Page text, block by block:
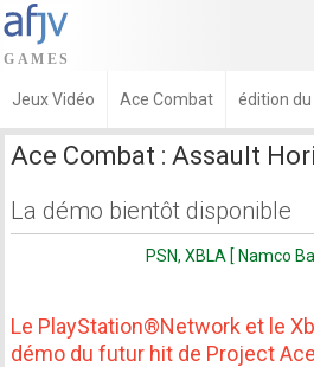
Jeux Vidéo Ace Combat édition
Ace Combat : Assault
La démo bientôt disponible
PSN, XBLA [ Namco
Le PlayStation®Network et le
démo du futur hit de Project